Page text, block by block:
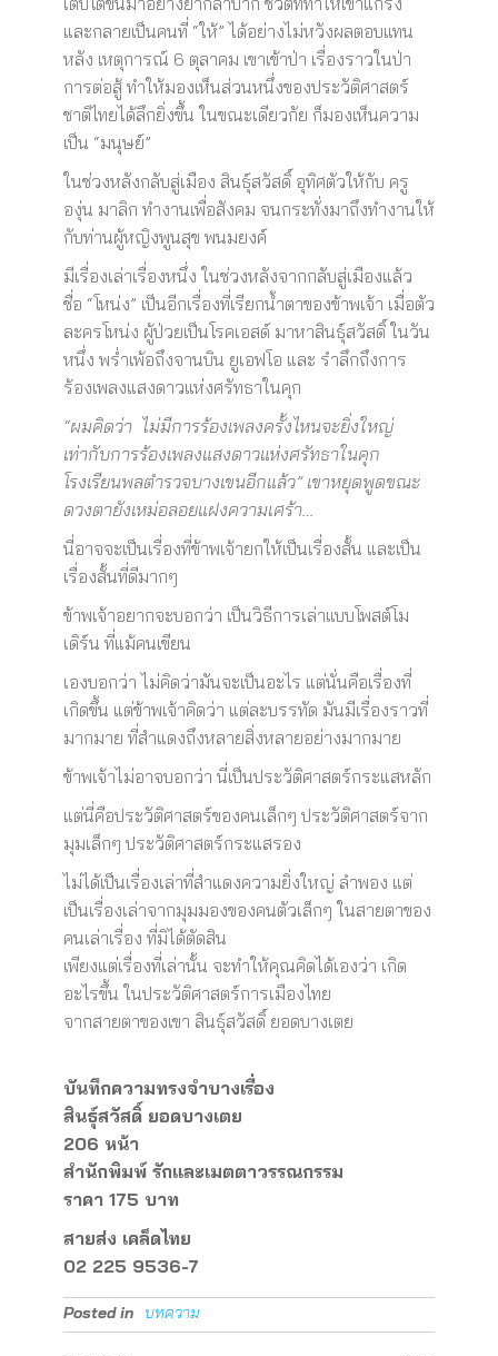
และกลายเป็นคนที่ “ให้” ได้อย่างไม่หวังผลตอบแทน
หลัง เหตุการณ์ 6 ตุลาคม เขาเข้าป่า เรื่องราวในป่า
การต่อสู้ ทำให้มองเห็นส่วนหนึ่งของประวัติศาสตร์
ชาติไทยได้ลึกยิ่งขึ้น ในขณะเดียวกัย ก็มองเห็นความ
เป็น “มนุษย์”
ในช่วงหลังกลับสู่เมือง สินธุ์สวัสดิ์ อุทิศตัวให้กับ ครู
องุ่น มาลิก ทำงานเพื่อสังคม จนกระทั่งมาถึงทำงานให้
กับท่านผู้หญิงพูนสุข พนมยงค์
มีเรื่องเล่าเรื่องหนึ่ง ในช่วงหลังจากกลับสู่เมืองแล้ว
ชื่อ “โหน่ง” เป็นอีกเรื่องที่เรียกน้ำตาของข้าพเจ้า เมื่อตัว
ละครโหน่ง ผู้ป่วยเป็นโรคเอสด์ มาหาสินธุ์สวัสดิ์ ในวัน
หนึ่ง พร่ำเพ้อถึงจานบิน ยูเอฟโอ และ รำลึกถึงการ
ร้องเพลงแสงดาวแห่งศรัทธาในคุก
“ผมคิดว่า ไม่มีการร้องเพลงครั้งไหนจะยิ่งใหญ่
เท่ากับการร้องเพลงแสงดาวแห่งศรัทธาในคุก
โรงเรียนพลตำรวจบางเขนอีกแล้ว” เขาหยุดพูดขณะ
ดวงตายังเหม่อลอยแฝงความเศร้า…
นี่อาจจะเป็นเรื่องที่ข้าพเจ้ายกให้เป็นเรื่องสั้น และเป็น
เรื่องสั้นที่ดีมากๆ
ข้าพเจ้าอยากจะบอกว่า เป็นวิธีการเล่าแบบโพสต์โม
เดิร์น ที่แม้คนเขียน
เองบอกว่า ไม่คิดว่ามันจะเป็นอะไร แต่นั่นคือเรื่องที่
เกิดขึ้น แต่ข้าพเจ้าคิดว่า แต่ละบรรทัด มันมีเรื่องราวที่
มากมาย ที่สำแดงถึงหลายสิ่งหลายอย่างมากมาย
ข้าพเจ้าไม่อาจบอกว่า นี่เป็นประวัติศาสตร์กระแสหลัก
แต่นี่คือประวัติศาสตร์ของคนเล็กๆ ประวัติศาสตร์จาก
มุมเล็กๆ ประวัติศาสตร์กระแสรอง
ไม่ได้เป็นเรื่องเล่าที่สำแดงความยิ่งใหญ่ ลำพอง แต่
เป็นเรื่องเล่าจากมุมมองของคนตัวเล็กๆ ในสายตาของ
คนเล่าเรื่อง ที่มิได้ตัดสิน
เพียงแต่เรื่องที่เล่านั้น จะทำให้คุณคิดได้เองว่า เกิด
อะไรขึ้น ในประวัติศาสตร์การเมืองไทย
จากสายตาของเขา สินธุ์สวัสดิ์ ยอดบางเตย
บันทึกความทรงจำบางเรื่อง
สินธุ์สวัสดิ์ ยอดบางเตย
206 หน้า
สำนักพิมพ์ รักและเมตตาวรรณกรรม
ราคา 175 บาท
สายส่ง เคล็ดไทย
02 225 9536-7
Posted in บทความ